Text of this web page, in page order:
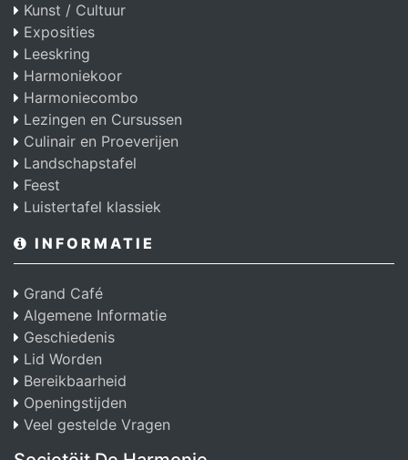
Kunst / Cultuur
Exposities
Leeskring
Harmoniekoor
Harmoniecombo
Lezingen en Cursussen
Culinair en Proeverijen
Landschapstafel
Feest
Luistertafel klassiek
INFORMATIE
Grand Café
Algemene Informatie
Geschiedenis
Lid Worden
Bereikbaarheid
Openingstijden
Veel gestelde Vragen